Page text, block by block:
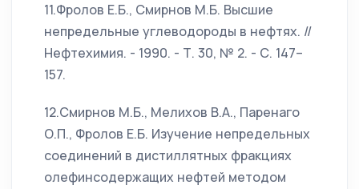
11.Фролов Е.Б., Смирнов М.Б. Высшие
непредельные углеводороды в нефтях. //
Нефтехимия. - 1990. - Т. 30, № 2. - С. 147–
157.
12.Смирнов М.Б., Мелихов В.А., Паренаго
О.П., Фролов Е.Б. Изучение непредельных
соединений в дистиллятных фракциях
олефинсодержащих нефтей методом